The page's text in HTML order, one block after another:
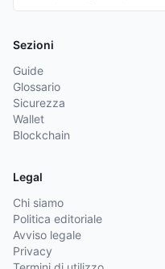
Sezioni
Guide
Glossario
Sicurezza
Wallet
Blockchain
Legal
Chi siamo
Politica editoriale
Avviso legale
Privacy